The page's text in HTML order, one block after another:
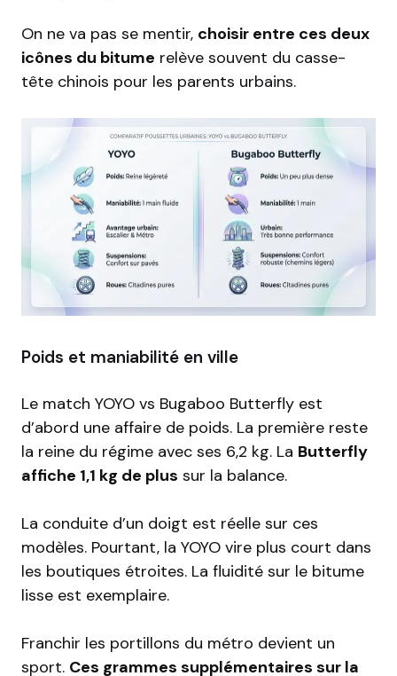
On ne va pas se mentir, choisir entre ces deux
icônes du bitume relève souvent du casse-
tête chinois pour les parents urbains.
Poids et maniabilité en ville
Le match YOYO vs Bugaboo Butterfly est
d’abord une affaire de poids. La première reste
la reine du régime avec ses 6,2 kg. La Butterfly
affiche 1,1 kg de plus sur la balance.
La conduite d’un doigt est réelle sur ces
modèles. Pourtant, la YOYO vire plus court dans
les boutiques étroites. La fluidité sur le bitume
lisse est exemplaire.
Franchir les portillons du métro devient un
sport. Ces grammes supplémentaires sur la